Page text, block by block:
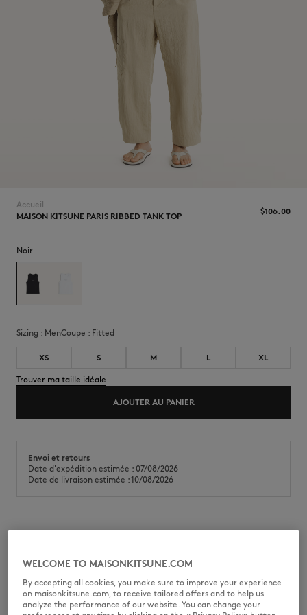
Accueil
MAISON KITSUNE PARIS RIBBED TANK TOP
$‌106.00
Noir
Sizing : menCoupe : fitted
XS S M L XL
Trouver ma taille idéale
AJOUTER AU PANIER
Envoi et retours
Date d'expédition estimée : 07/08/2026
Date de livraison estimée : 10/08/2026
Débardeur en coton côtelé
Coupe ajustée
Encolure ronde
Sans manches
Imprimé Maison Kitsuné Paris sur le devant
WELCOME TO MAISONKITSUNE.COM
By accepting all cookies, you make sure to improve your experience
on maisonkitsune.com, to receive tailored offers and to help us
analyze the performance of our website. You can change your